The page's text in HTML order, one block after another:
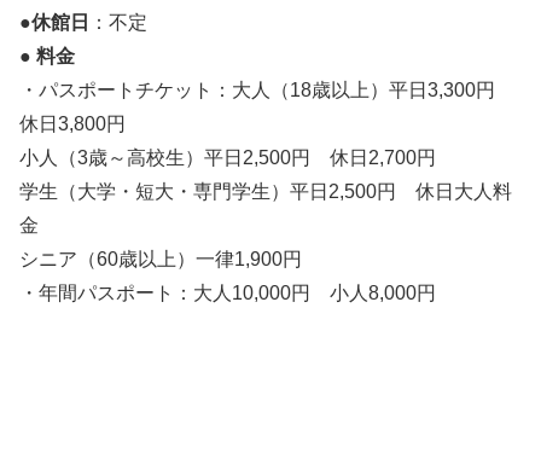
●休館日
：不定
● 料金
・パスポートチケット：大人（18歳以上）平日3,300円
休日3,800円
小人（3歳～高校生）平日2,500円 休日2,700円
学生（大学・短大・専門学生）平日2,500円 休日大人料
金
シニア（60歳以上）一律1,900円
・年間パスポート：大人10,000円 小人8,000円